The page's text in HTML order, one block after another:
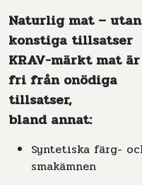
Naturlig mat – utan
konstiga tillsatser
KRAV-märkt mat är
fri från onödiga
tillsatser,
bland annat:
Syntetiska färg-
smakämnen